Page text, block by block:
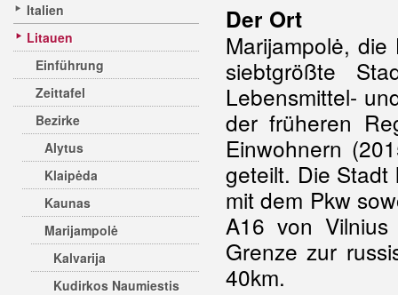
Italien
Litauen
Einführung
Zeittafel
Bezirke
Alytus
Klaipėda
Kaunas
Marijampolė
Kalvarija
Kudirkos Naumiestis
Der Ort
Marijampolė,
siebtgrößte
Lebensmittel-
der früheren
Einwohnern
geteilt. Die Stadt
mit dem Pkw
A16 von
Grenze zur
40km.